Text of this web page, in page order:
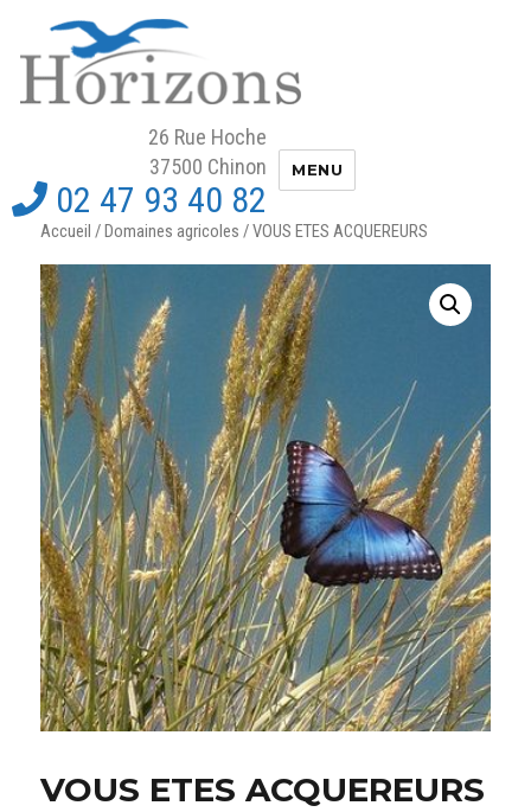
Horizons et Domaines
26 Rue Hoche
37500 Chinon
02 47 93 40 82
MENU
Accueil /Domaines agricoles / VOUS ETES ACQUEREURS
VOUS ETES ACQUEREURS